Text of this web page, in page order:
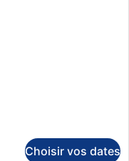
Choisir vos dates